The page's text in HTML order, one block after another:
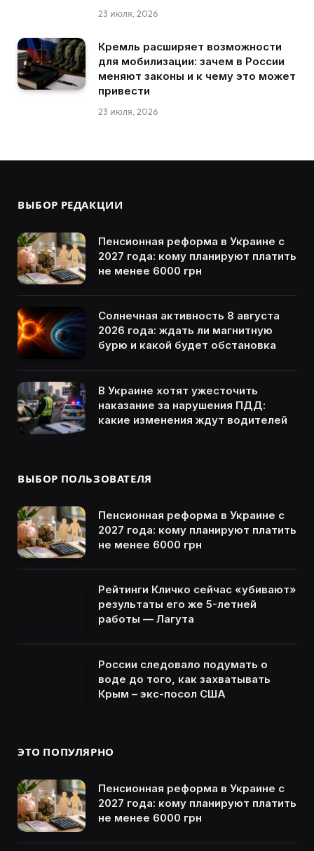
23 июля, 2026
Кремль расширяет возможности
для мобилизации: зачем в России
меняют законы и к чему это может
привести
23 июля, 2026
ВЫБОР РЕДАКЦИИ
Пенсионная реформа в Украине с
2027 года: кому планируют платить
не менее 6000 грн
Солнечная активность 8 августа
2026 года: ждать ли магнитную
бурю и какой будет обстановка
В Украине хотят ужесточить
наказание за нарушения ПДД:
какие изменения ждут водителей
ВЫБОР ПОЛЬЗОВАТЕЛЯ
Пенсионная реформа в Украине с
2027 года: кому планируют платить
не менее 6000 грн
Рейтинги Кличко сейчас «убивают»
результаты его же 5-летней
работы — Лагута
России следовало подумать о
воде до того, как захватывать
Крым – экс-посол США
ЭТО ПОПУЛЯРНО
Пенсионная реформа в Украине с
2027 года: кому планируют платить
не менее 6000 грн